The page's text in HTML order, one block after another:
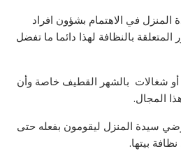
في الاهتمام بشؤون افراد
المتعلقة بالنظافة لهذا دائما ما تفضل
أو شغالات بالشهر القطيف خاصة وأن
المجال.
سيدة المنزل ليقومون بفعله حتى
بيتها.